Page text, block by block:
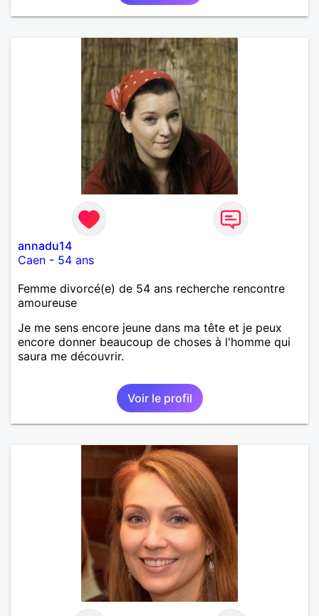
annadu14
Caen - 54 ans
Femme divorcé(e) de 54 ans recherche rencontre
amoureuse
Je me sens encore jeune dans ma tête et je peux
encore donner beaucoup de choses à l'homme qui
saura me découvrir.
Voir le profil